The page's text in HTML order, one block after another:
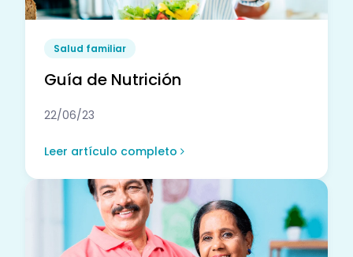
Salud familiar
Guía de Nutrición
22/06/23
Leer artículo completo